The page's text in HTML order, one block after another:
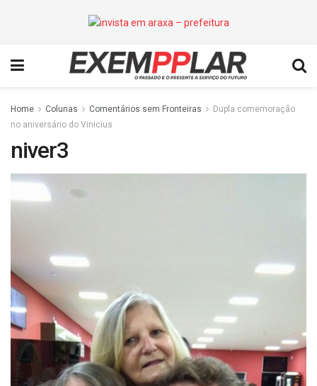
Home Colunas Comentários sem Fronteiras
Dupla comemoração
no aniversário do Vinicius
niver3